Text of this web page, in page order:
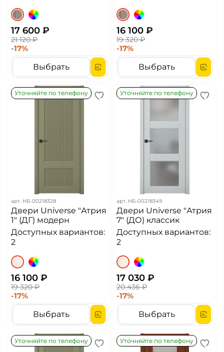
17 600 ₽
21 120 ₽
-17%
Выбрать
16 100 ₽
19 320 ₽
-17%
Выбрать
Уточняйте по телефону
арт. НБ-00218328
Двери Universe "Атрия
1" (ДГ) модерн
Доступных вариантов:
2
16 100 ₽
19 320 ₽
-17%
Выбрать
Уточняйте по телефону
арт. НБ-00218349
Двери Universe "Атрия
7" (ДО) классик
Доступных вариантов:
2
17 030 ₽
20 436 ₽
-17%
Выбрать
Уточняйте по телефону Уточняйте по телефону